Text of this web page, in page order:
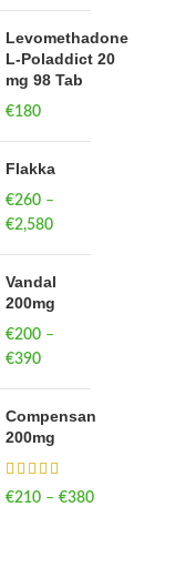
Levomethadone
L-Poladdict 20
mg 98 Tab
€180
Flakka
€260 –
€2,580
€260
through
Vandal
200mg
€200 –
€390
through
Compensan
200mg
€210 – €380